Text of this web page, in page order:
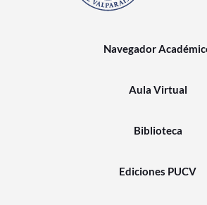
Navegador
Aula Virtual
Biblioteca
Ediciones PUCV